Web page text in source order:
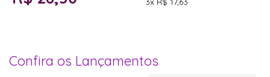
Confira os Lançamentos